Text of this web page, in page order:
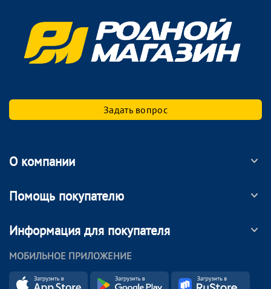
Задать вопрос
О компании
Помощь покупателю
Информация для покупателя
МОБИЛЬНОЕ ПРИЛОЖЕНИЕ